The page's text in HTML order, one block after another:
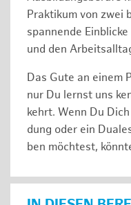
Prak­ti­kum von zwei
span­nen­de
und den
Das Gute an einem
nur Du lernst uns
kehrt. Wenn Du
dung oder ein
ben möch­test,